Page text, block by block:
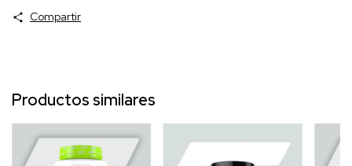
Compartir
Productos similares